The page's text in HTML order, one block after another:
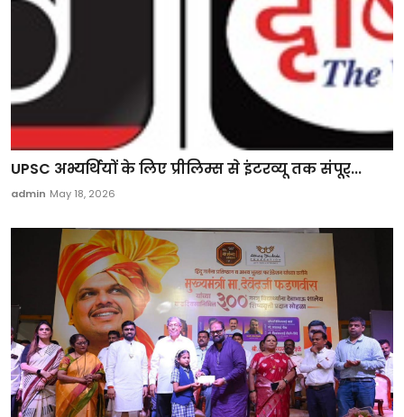
UPSC अभ्यर्थियों के लिए प्रीलिम्स से इंटरव्यू तक संपूर्...
admin May 18, 2026